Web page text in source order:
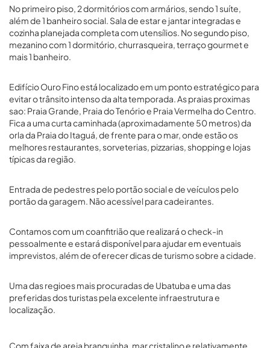
No primeiro piso, 2 dormitórios com armários, sendo 1 suíte,
além de 1 banheiro social. Sala de estar e jantar integradas e
cozinha planejada completa com utensílios. No segundo piso,
mezanino com 1 dormitório, churrasqueira, terraço gourmet e
mais 1 banheiro.
Edifício Ouro Fino está localizado em um ponto estratégico para
evitar o trânsito intenso da alta temporada. As praias proximas
sao: Praia Grande, Praia do Tenório e Praia Vermelha do Centro.
Fica a uma curta caminhada (aproximadamente 50 metros) da
orla da Praia do Itaguá, de frente para o mar, onde estão os
melhores restaurantes, sorveterias, pizzarias, shopping e lojas
típicas da região.
Entrada de pedestres pelo portão social e de veículos pelo
portão da garagem. Não acessível para cadeirantes.
Contamos com um coanfitrião que realizará o check-in
pessoalmente e estará disponível para ajudar em eventuais
imprevistos, além de oferecer dicas de turismo sobre a cidade.
Uma das regioes mais procuradas de Ubatuba e uma das
preferidas dos turistas pela excelente infraestrutura e
localização.
Com faixa de areia branquinha, mar cristalino e relativamente